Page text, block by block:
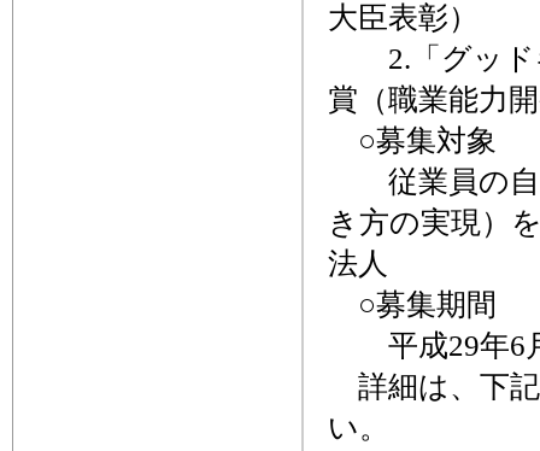
大臣表彰）
2.「グッド
賞（職業能力
○募集対象
従業員の自
き方の実現）
法人
○募集期間
平成29年6月
詳細は、下
い。